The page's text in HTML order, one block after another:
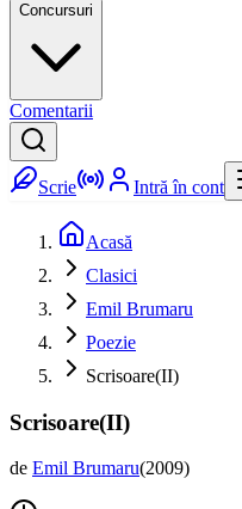
Concursuri
Comentarii
Scrie Intră în cont
Acasă
Clasici
Emil Brumaru
Poezie
Scrisoare(II)
Scrisoare(II)
de Emil Brumaru(2009)